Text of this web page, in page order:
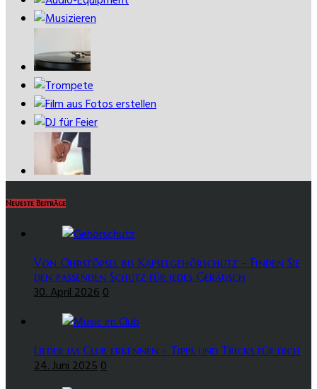
Neueste Beiträge
Von Ohrstöpsel bis Kapselgehörschutz – Finden Sie
den passenden Schutz für jedes Geräusch
30. April 20260
Lieder im Club erkennen » Tipps und Tricks für dich
24. Juni 20250